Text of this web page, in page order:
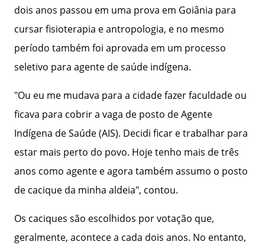
dois anos passou em uma prova em Goiânia para
cursar fisioterapia e antropologia, e no mesmo
período também foi aprovada em um processo
seletivo para agente de saúde indígena.
"Ou eu me mudava para a cidade fazer faculdade ou
ficava para cobrir a vaga de posto de Agente
Indígena de Saúde (AIS). Decidi ficar e trabalhar para
estar mais perto do povo. Hoje tenho mais de três
anos como agente e agora também assumo o posto
de cacique da minha aldeia", contou.
Os caciques são escolhidos por votação que,
geralmente, acontece a cada dois anos. No entanto,